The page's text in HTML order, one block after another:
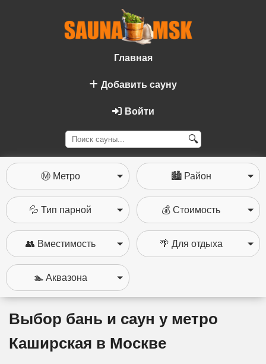
🔍
Главная
Добавить сауну
Войти
Выбор бань и саун у метро
Каширская в Москве